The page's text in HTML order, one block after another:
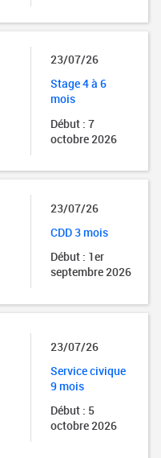
23/07/26
Stage 4 à 6
mois
Début : 7
octobre 2026
23/07/26
CDD 3 mois
Début : 1er
septembre 2026
23/07/26
Service civique
9 mois
Début : 5
octobre 2026